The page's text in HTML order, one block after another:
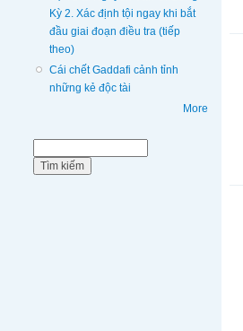
Kỳ 2. Xác định tội ngay khi bắt
đầu giai đoạn điều tra (tiếp
theo)
Cái chết Gaddafi cảnh tỉnh
những kẻ độc tài
More